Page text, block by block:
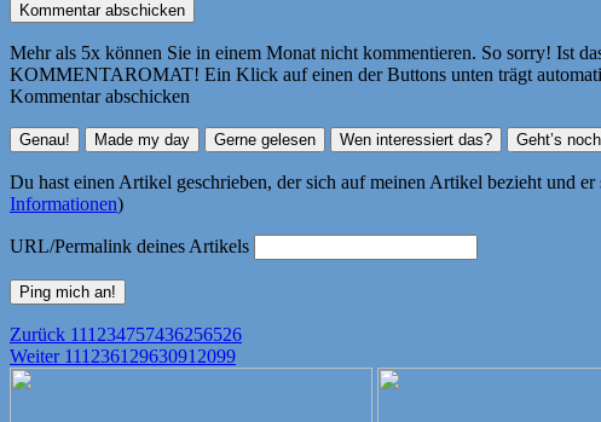
Mehr als 5x können Sie in einem Monat nicht kommentieren. So sorry! Ist
KOMMENTAROMAT! Ein Klick auf einen der Buttons unten trägt
Kommentar abschicken
Du hast einen Artikel geschrieben, der sich auf meinen Artikel bezieht und
Informationen)
URL/Permalink deines Artikels
Beitragsnavigation
Zurück Vorheriger
Beitrag:
111234757436256526
Weiter Nächster
111236129630912099